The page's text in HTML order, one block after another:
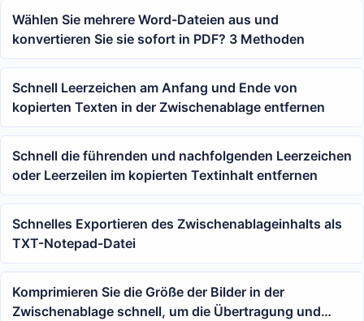
Wählen Sie mehrere Word-Dateien aus und
konvertieren Sie sie sofort in PDF? 3 Methoden
Schnell Leerzeichen am Anfang und Ende von
kopierten Texten in der Zwischenablage entfernen
Schnell die führenden und nachfolgenden Leerzeichen
oder Leerzeilen im kopierten Textinhalt entfernen
Schnelles Exportieren des Zwischenablageinhalts als
TXT-Notepad-Datei
Komprimieren Sie die Größe der Bilder in der
Zwischenablage schnell, um die Übertragung und